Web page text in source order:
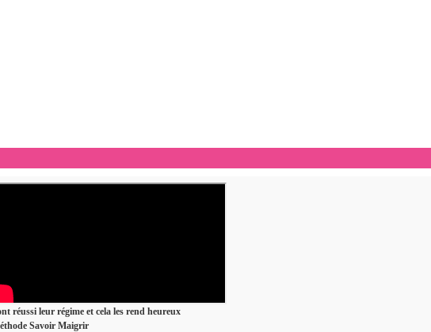
réussi leur régime et cela les rend heureux
Savoir Maigrir